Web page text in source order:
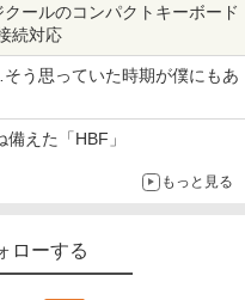
ールのコンパクトキーボード
続対応
う思っていた時期が僕にもあ
えた「HBF」
もっと見る
ローする